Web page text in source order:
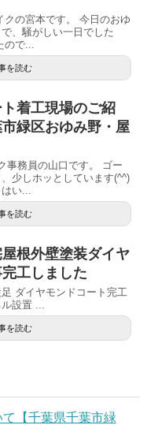
クの宮本です。 今日のおゆ
、騒がしい一日でした
で...
を読む
着工現場のご紹
緑区おゆみ野・屋
事務員の山口です。 ゴー
少しホッとしています(^^)
い...
を読む
根外壁塗装ダイヤ
工しました
ダイヤモンドコート完工
設置 ...
を読む
【千葉県千葉市緑